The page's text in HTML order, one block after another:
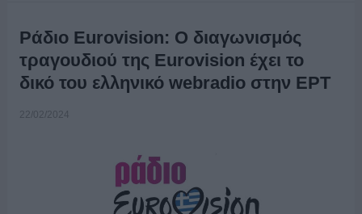
Ράδιο Eurovision: Ο διαγωνισμός
τραγουδιού της Eurovision έχει το
δικό του ελληνικό webradio στην ΕΡΤ
22/02/2024